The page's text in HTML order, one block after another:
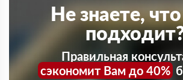
Не знаете,
Правильная
сэкономит Вам до 40%